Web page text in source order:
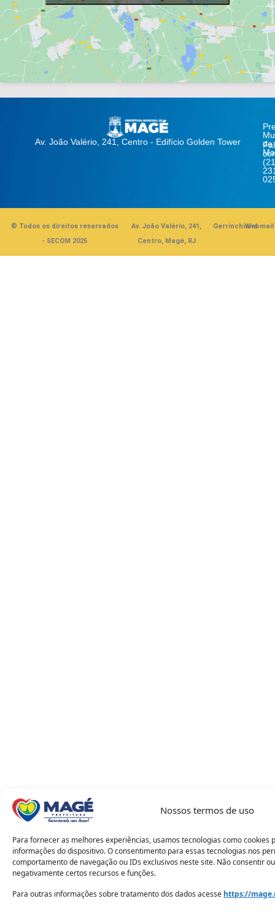
Nossos termos de uso
Para fornecer as melhores experiências, usamos tecnologias como cookies
informações do dispositivo. O consentimento para essas tecnologias nos
comportamento de navegação ou IDs exclusivos neste site. Não consentir
negativamente certos recursos e funções.
Para outras informações sobre tratamento dos dados acesse https://
Av. João Valério, 241, Centro - Edifício Golden Tower
de
© Todos os direitos reservados
- SECOM 2025
Av. João Valério, 241,
Centro, Magé, RJ
GarrinchinhaWebmail